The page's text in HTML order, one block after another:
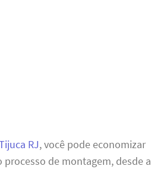
RJ, você pode economizar
de montagem, desde a